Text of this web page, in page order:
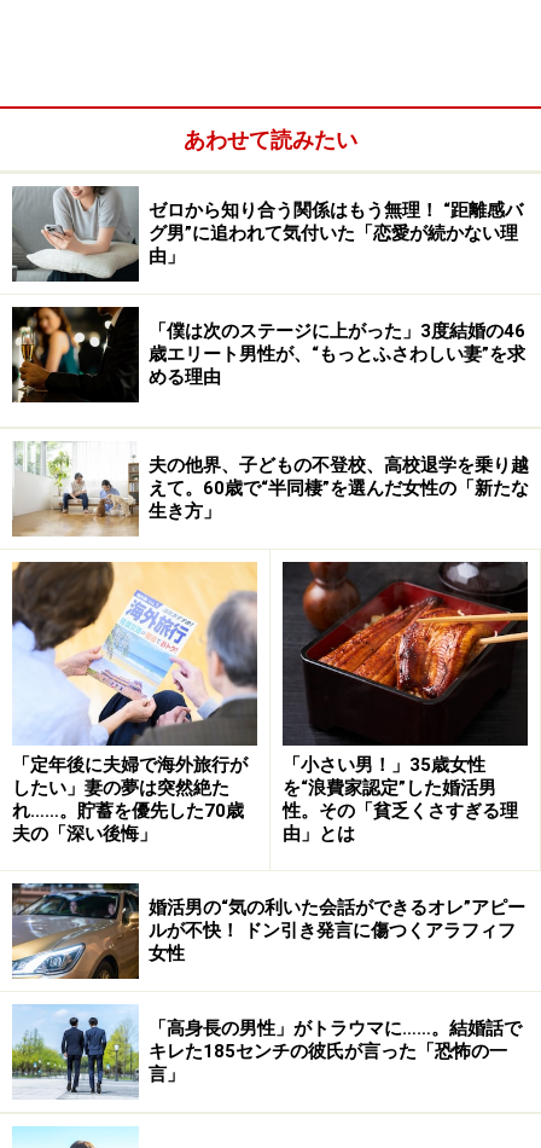
そう言いながらも、リカさんは夫に「どうしたの」と声
をかける。声をかけないとひねくれてしまうのがわかり
きっているからだ。拗ねられたらめんどうだから、早め
に聞いたほうがいいのだという。
「まあ、だいたい仕事の愚痴ですよね。私だって仕事
上、いろいろありますよ。リモートだろうが出社だろう
が、それは同じこと。でも夫はいつも『オレだけがいつ
も貧乏くじをひくんだよな』と。他部署から異動してき
た上司がひどいとか、今年の新入社員が気がきかないと
痴なんですけどね」
そこで「私のほうが悲惨だよ」と言っても始まらない。
リカさんは夫にさんざん愚痴らせて、「ま、がんばって
ればいいこともあるよ。あなたの努力は誰かが見てい
る」と言うことにしている。
「でも先日、夫は『きみの励まし方はいつも同じだな』
あわせて読みたい
ゼロから知り合う関係はもう無理！ “距離感バ
グ男”に追われて気付いた「恋愛が続かない理
由」
「僕は次のステージに上がった」3度結婚の46
歳エリート男性が、“もっとふさわしい妻”を求
める理由
夫の他界、子どもの不登校、高校退学を乗り越
えて。60歳で“半同棲”を選んだ女性の「新たな
生き方」
「定年後に夫婦で海外旅行が
したい」妻の夢は突然絶た
れ……。貯蓄を優先した70歳
夫の「深い後悔」
「小さい男！」35歳女性
を“浪費家認定”した婚活男
性。その「貧乏くさすぎる理
由」とは
婚活男の“気の利いた会話ができるオレ”アピー
ルが不快！ ドン引き発言に傷つくアラフィフ
女性
「高身長の男性」がトラウマに……。結婚話で
キレた185センチの彼氏が言った「恐怖の一
言」